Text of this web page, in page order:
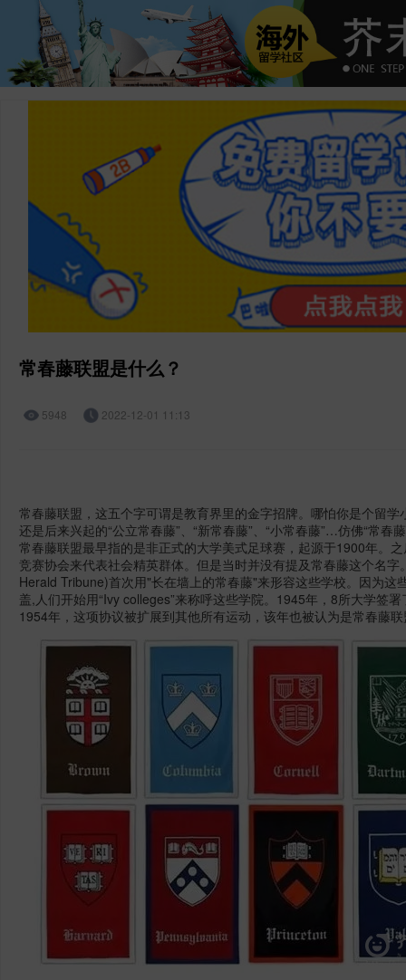
常春藤联盟是什么？
5948 2022-12-01 11:13
常春藤联盟，这五个字可谓是教育界里的金字招牌。哪怕你是个留
还是后来兴起的“公立常春藤”、“新常春藤”、“小常春藤”…仿佛“常
常春藤联盟最早指的是非正式的大学美式足球赛，起源于1900年。
竞赛协会来代表社会精英群体。但是当时并没有提及常春藤这个名
Herald Tribune)首次用"长在墙上的常春藤"来形容这些学校。因为
盖,人们开始用“Ivy colleges”来称呼这些学院。1945年，8所大学签
1954年，这项协议被扩展到其他所有运动，该年也被认为是常春藤